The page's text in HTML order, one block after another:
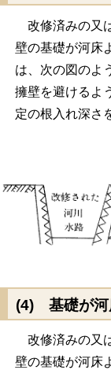
改修済みの又
壁の基礎が河床
は、次の図のよ
擁壁を避けるよ
定の根入れ深さ
(4) 基礎が河
改修済みの又
壁の基礎が河床